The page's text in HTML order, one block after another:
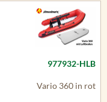
977932-HLB
Vario 360 in rot